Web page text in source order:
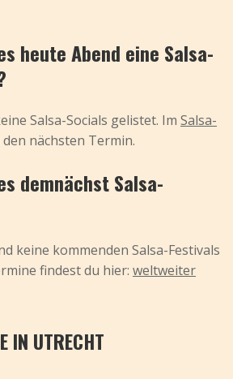
heute Abend eine Salsa-
Salsa-Socials gelistet. Im Salsa-
nächsten Termin.
demnächst Salsa-
keine kommenden Salsa-Festivals
findest du hier: weltweiter
IN UTRECHT